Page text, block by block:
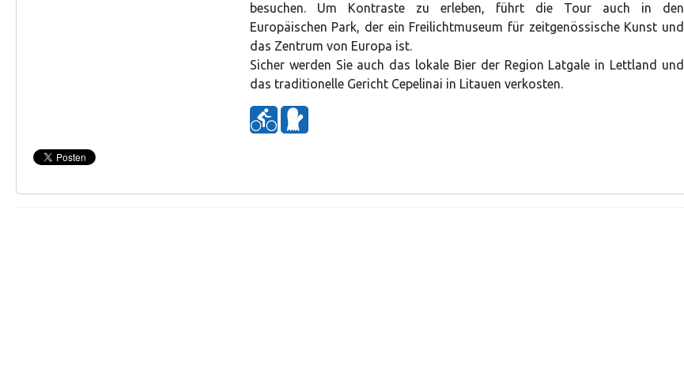
besuchen. Um Kontraste zu erleben, führt die Tour auch in den
Europäischen Park, der ein Freilichtmuseum für zeitgenössische Kunst und
das Zentrum von Europa ist.
Sicher werden Sie auch das lokale Bier der Region Latgale in Lettland und
das traditionelle Gericht Cepelinai in Litauen verkosten.